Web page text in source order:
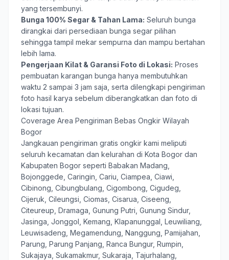
yang tersembunyi.
Bunga 100% Segar & Tahan Lama: Seluruh bunga
dirangkai dari persediaan bunga segar pilihan
sehingga tampil mekar sempurna dan mampu bertahan
lebih lama.
Pengerjaan Kilat & Garansi Foto di Lokasi: Proses
pembuatan karangan bunga hanya membutuhkan
waktu 2 sampai 3 jam saja, serta dilengkapi pengiriman
foto hasil karya sebelum diberangkatkan dan foto di
lokasi tujuan.
Coverage Area Pengiriman Bebas Ongkir Wilayah
Bogor
Jangkauan pengiriman gratis ongkir kami meliputi
seluruh kecamatan dan kelurahan di Kota Bogor dan
Kabupaten Bogor seperti Babakan Madang,
Bojonggede, Caringin, Cariu, Ciampea, Ciawi,
Cibinong, Cibungbulang, Cigombong, Cigudeg,
Cijeruk, Cileungsi, Ciomas, Cisarua, Ciseeng,
Citeureup, Dramaga, Gunung Putri, Gunung Sindur,
Jasinga, Jonggol, Kemang, Klapanunggal, Leuwiliang,
Leuwisadeng, Megamendung, Nanggung, Pamijahan,
Parung, Parung Panjang, Ranca Bungur, Rumpin,
Sukajaya, Sukamakmur, Sukaraja, Tajurhalang,